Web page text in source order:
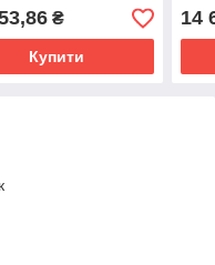
₴
Купити
14